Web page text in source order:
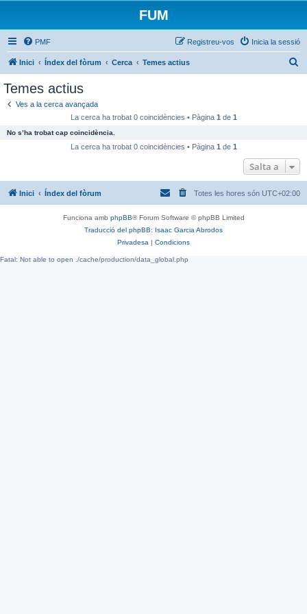
FUM
PMF Inicia la sessió
Registreu-vos
Inici Índex del fòrum Cerca Temes actius
Temes actius
Ves a la cerca avançada
La cerca ha trobat 0 coincidències • Pàgina 1 de 1
No s’ha trobat cap coincidència.
La cerca ha trobat 0 coincidències • Pàgina 1 de 1
Salta a
Inici Índex del fòrum Totes les hores són UTC+02:00
Funciona amb phpBB® Forum Software © phpBB Limited
Traducció del phpBB: Isaac Garcia Abrodos
Privadesa | Condicions
Fatal: Not able to open ./cache/production/data_global.php